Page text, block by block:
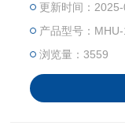
热、耐寒、耐干
控式屏幕画面，操
统操作状况相关数
常状况，屏幕即
更新时间：
产品型号：MHU-
浏览量：3559